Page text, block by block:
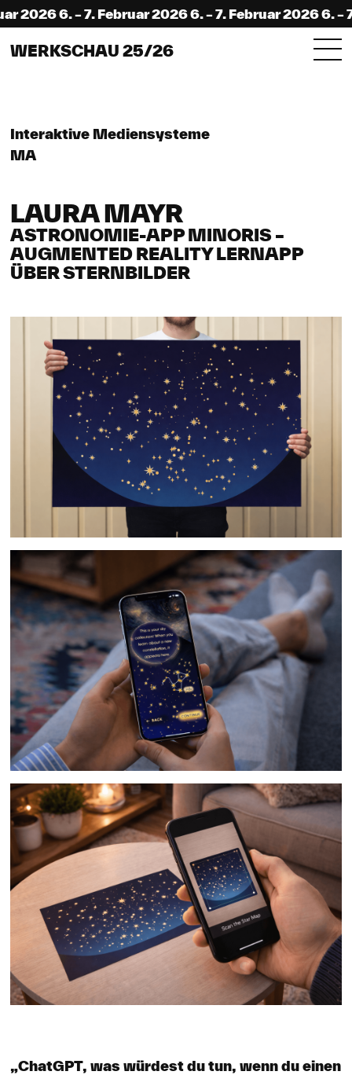
6. – 7. Februar 2026 6. – 7. Februar 2026 6. –
WERKSCHAU 25/26
Interaktive Mediensysteme
MA
LAURA MAYR
ASTRONOMIE-APP MINORIS –
AUGMENTED REALITY LERNAPP
ÜBER STERNBILDER
„ChatGPT, was würdest du tun, wenn du einen